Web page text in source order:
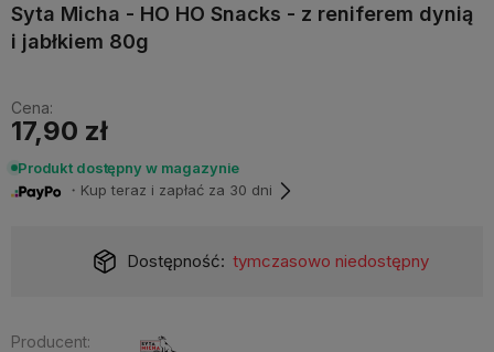
Syta Micha - HO HO Snacks - z reniferem dynią
i jabłkiem 80g
Cena:
17,90 zł
Produkt dostępny w magazynie
・Kup teraz i zapłać za 30 dni
Dostępność: tymczasowo niedostępny
Producent: